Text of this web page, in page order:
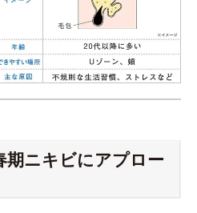
期ニキビにアプロー